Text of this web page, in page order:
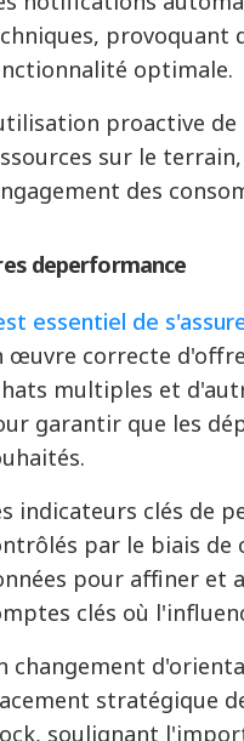
provoquant
optimale.
proactive de
sur le
des
deperformance
essentiel de
œuvre correcte
multiples et
garantir que les
.
indicateurs clés de
par le biais de
pour affiner et
clés où
changement
stratégique
soulignant